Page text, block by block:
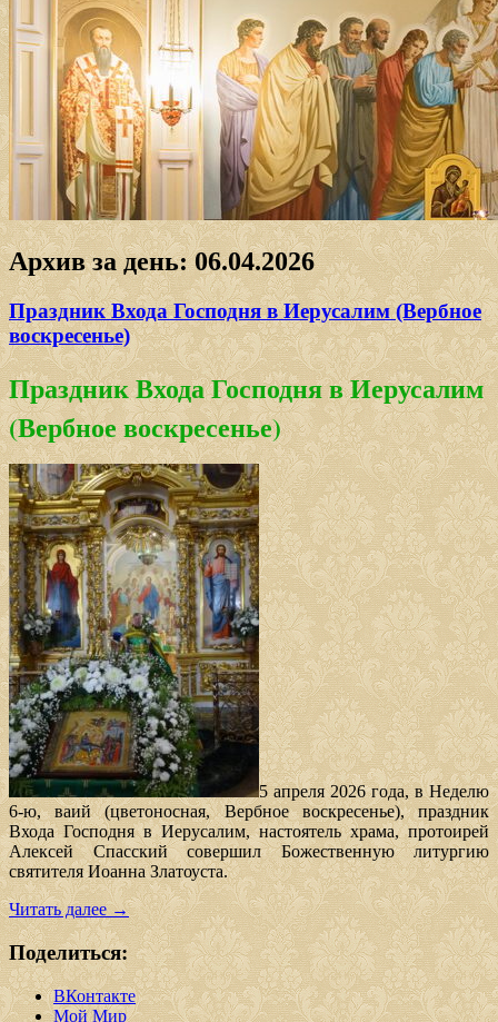
Архив за день:06.04.2026
Праздник Входа Господня в Иерусалим (Вербное
воскресенье)
Праздник Входа Господня в Иерусалим
(Вербное воскресенье)
5 апреля 2026 года, в Неделю
6-ю, ваий (цветоносная, Вербное воскресенье), праздник
Входа Господня в Иерусалим, настоятель храма, протоирей
Алексей Спасский совершил Божественную литургию
святителя Иоанна Златоуста.
Читать далее→
Поделиться:
ВКонтакте
Мой Мир